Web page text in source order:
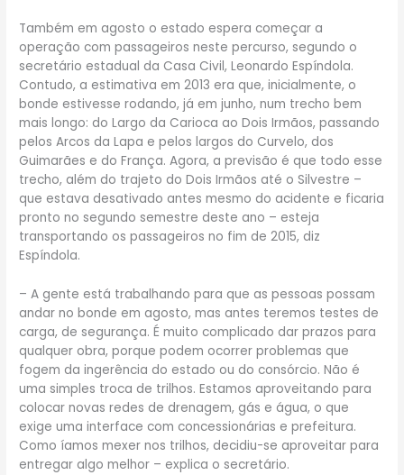
Também em agosto o estado espera começar a
operação com passageiros neste percurso, segundo o
secretário estadual da Casa Civil, Leonardo Espíndola.
Contudo, a estimativa em 2013 era que, inicialmente, o
bonde estivesse rodando, já em junho, num trecho bem
mais longo: do Largo da Carioca ao Dois Irmãos, passando
pelos Arcos da Lapa e pelos largos do Curvelo, dos
Guimarães e do França. Agora, a previsão é que todo esse
trecho, além do trajeto do Dois Irmãos até o Silvestre –
que estava desativado antes mesmo do acidente e ficaria
pronto no segundo semestre deste ano – esteja
transportando os passageiros no fim de 2015, diz
Espíndola.
– A gente está trabalhando para que as pessoas possam
andar no bonde em agosto, mas antes teremos testes de
carga, de segurança. É muito complicado dar prazos para
qualquer obra, porque podem ocorrer problemas que
fogem da ingerência do estado ou do consórcio. Não é
uma simples troca de trilhos. Estamos aproveitando para
colocar novas redes de drenagem, gás e água, o que
exige uma interface com concessionárias e prefeitura.
Como íamos mexer nos trilhos, decidiu-se aproveitar para
entregar algo melhor – explica o secretário.